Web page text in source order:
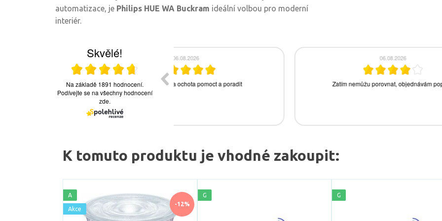
automatizace, je Philips HUE WA Buckram ideální volbou pro moderní
interiér.
K tomuto produktu je vhodné zakoupit:
-12%
A
Akce
G G